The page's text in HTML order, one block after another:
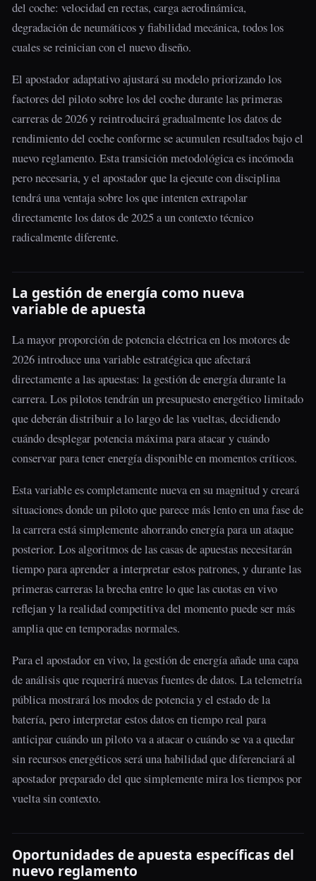
del coche: velocidad en rectas, carga aerodinámica,
degradación de neumáticos y fiabilidad mecánica, todos los
cuales se reinician con el nuevo diseño.
El apostador adaptativo ajustará su modelo priorizando los
factores del piloto sobre los del coche durante las primeras
carreras de 2026 y reintroducirá gradualmente los datos de
rendimiento del coche conforme se acumulen resultados bajo el
nuevo reglamento. Esta transición metodológica es incómoda
pero necesaria, y el apostador que la ejecute con disciplina
tendrá una ventaja sobre los que intenten extrapolar
directamente los datos de 2025 a un contexto técnico
radicalmente diferente.
La gestión de energía como nueva
variable de apuesta
La mayor proporción de potencia eléctrica en los motores de
2026 introduce una variable estratégica que afectará
directamente a las apuestas: la gestión de energía durante la
carrera. Los pilotos tendrán un presupuesto energético limitado
que deberán distribuir a lo largo de las vueltas, decidiendo
cuándo desplegar potencia máxima para atacar y cuándo
conservar para tener energía disponible en momentos críticos.
Esta variable es completamente nueva en su magnitud y creará
situaciones donde un piloto que parece más lento en una fase de
la carrera está simplemente ahorrando energía para un ataque
posterior. Los algoritmos de las casas de apuestas necesitarán
tiempo para aprender a interpretar estos patrones, y durante las
primeras carreras la brecha entre lo que las cuotas en vivo
reflejan y la realidad competitiva del momento puede ser más
amplia que en temporadas normales.
Para el apostador en vivo, la gestión de energía añade una capa
de análisis que requerirá nuevas fuentes de datos. La telemetría
pública mostrará los modos de potencia y el estado de la
batería, pero interpretar estos datos en tiempo real para
anticipar cuándo un piloto va a atacar o cuándo se va a quedar
sin recursos energéticos será una habilidad que diferenciará al
apostador preparado del que simplemente mira los tiempos por
vuelta sin contexto.
Oportunidades de apuesta específicas del
nuevo reglamento